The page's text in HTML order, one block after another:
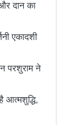
दान का
एकादशी
परशुराम ने
आत्मशुद्धि,